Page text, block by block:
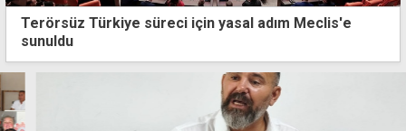
Terörsüz Türkiye süreci için yasal adım Meclis'e
sunuldu